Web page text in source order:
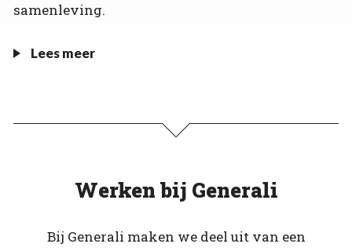
samenleving.
Lees meer
Werken bij Generali
Bij Generali maken we deel uit van een